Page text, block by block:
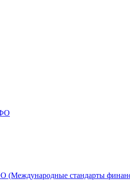
(Международные стандарты